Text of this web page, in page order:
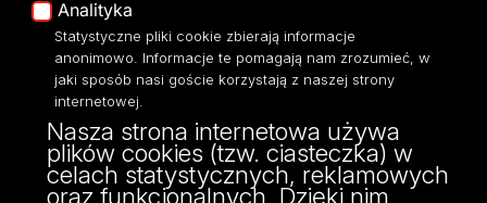
Dostępność
ul. Narutowicza 68, 90-136 Łódź
NIP: 724 000 32 43
Adres do doręczeń elektronicznych (ADE):
AE:PL-74796-17640-IHHIV-17
Analityka
Statystyczne pliki cookie zbierają informacje
anonimowo. Informacje te pomagają nam zrozumieć, w
jaki sposób nasi goście korzystają z naszej strony
internetowej.
Nasza strona internetowa używa
plików cookies (tzw. ciasteczka) w
celach statystycznych, reklamowych
oraz funkcjonalnych. Dzięki nim